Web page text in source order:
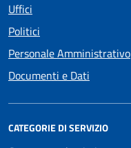
Uffici
Politici
Personale Amministrativo
Documenti e Dati
CATEGORIE DI SERVIZIO